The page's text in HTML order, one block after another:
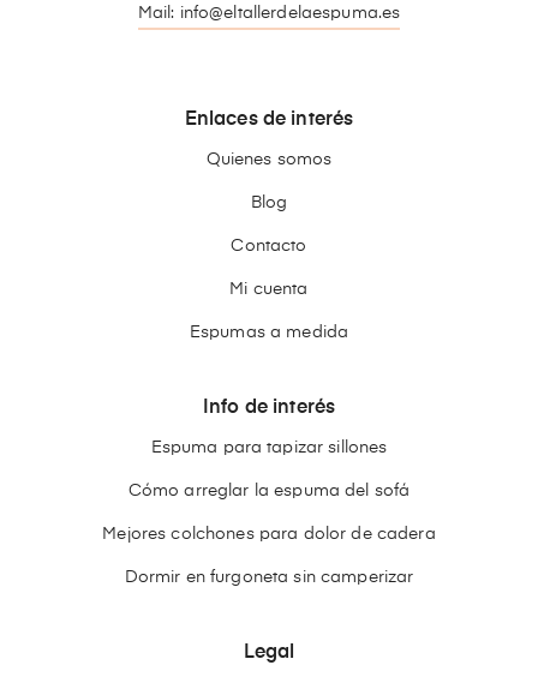
Mail: info@eltallerdelaespuma.es
Enlaces de interés
Quienes somos
Blog
Contacto
Mi cuenta
Espumas a medida
Info de interés
Espuma para tapizar sillones
Cómo arreglar la espuma del sofá
Mejores colchones para dolor de cadera
Dormir en furgoneta sin camperizar
Legal